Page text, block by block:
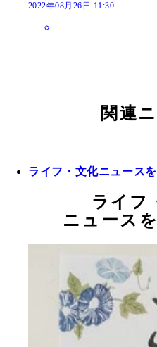
2022年08月26日 11:30
関連
ライフ・文化ニュース
ライフ
ニュース